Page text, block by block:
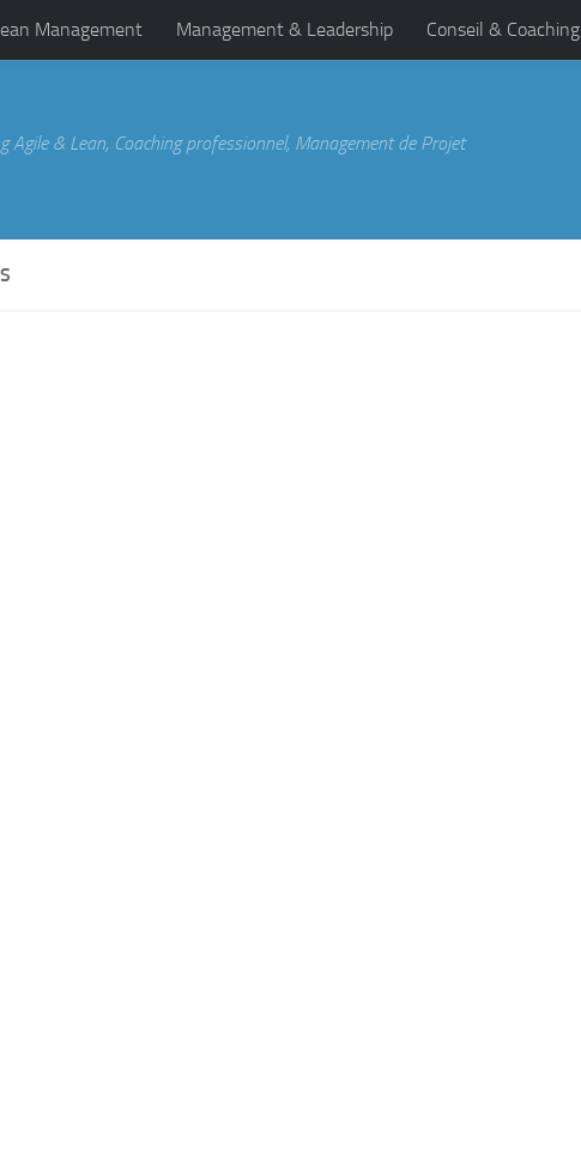
Management Management & Leadership Conseil & Coaching
Agile & Lean, Coaching professionnel, Management de Projet